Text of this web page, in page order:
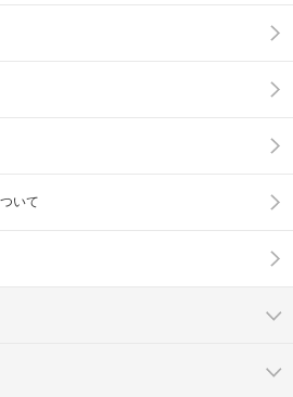
いて